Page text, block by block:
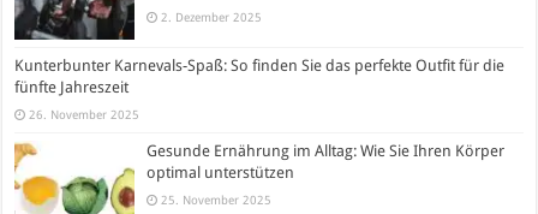
2. Dezember 2025
Kunterbunter Karnevals-Spaß: So finden Sie das perfekte Outfit für die
fünfte Jahreszeit
26. November 2025
Gesunde Ernährung im Alltag: Wie Sie Ihren Körper
optimal unterstützen
25. November 2025